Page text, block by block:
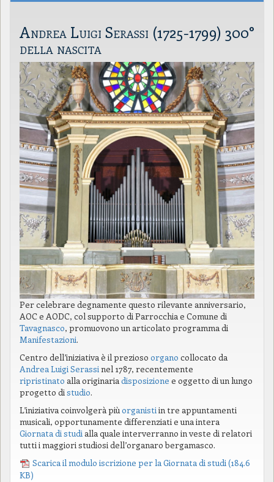
Andrea Luigi Serassi (1725-1799) 300°
della nascita
Per celebrare degnamente questo rilevante anniversario,
AOC e AODC, col supporto di Parrocchia e Comune di
Tavagnasco, promuovono un articolato programma di
Manifestazioni.
Centro dell’iniziativa è il prezioso organo collocato da
Andrea Luigi Serassi nel 1787, recentemente
ripristinato alla originaria disposizione e oggetto di un lungo
progetto di studio.
L’iniziativa coinvolgerà più organisti in tre appuntamenti
musicali, opportunamente differenziati e una intera
Giornata di studi alla quale interverranno in veste di relatori
tutti i maggiori studiosi dell’organaro bergamasco.
Scarica il modulo iscrizione per la Giornata di studi (184.6
KB)